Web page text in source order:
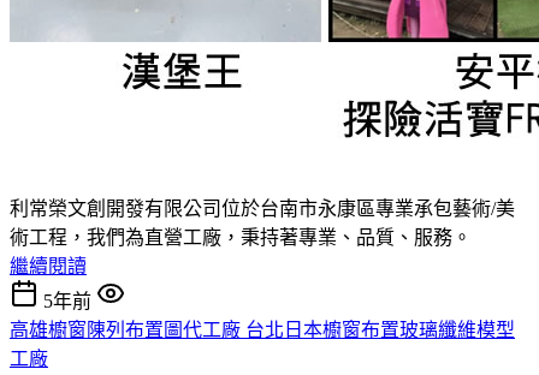
利常榮文創開發有限公司位於台南市永康區專業承包藝術/美
術工程，我們為直營工廠，秉持著專業、品質、服務。
繼續閱讀
5年前
高雄櫥窗陳列布置圖代工廠 台北日本櫥窗布置玻璃纖維模型
工廠